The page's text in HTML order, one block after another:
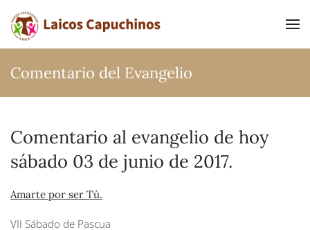
Ir al contenido principal
Comentario del Evangelio
Comentario al evangelio de hoy
sábado 03 de junio de 2017.
Amarte por ser Tú.
VII Sábado de Pascua